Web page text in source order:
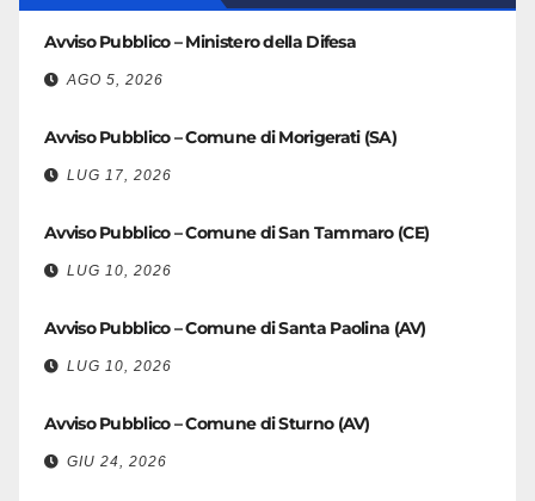
Avviso Pubblico – Ministero della Difesa
AGO 5, 2026
Avviso Pubblico – Comune di Morigerati (SA)
LUG 17, 2026
Avviso Pubblico – Comune di San Tammaro (CE)
LUG 10, 2026
Avviso Pubblico – Comune di Santa Paolina (AV)
LUG 10, 2026
Avviso Pubblico – Comune di Sturno (AV)
GIU 24, 2026